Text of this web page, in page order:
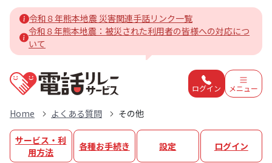
令和８年熊本地震 災害関連手話リンク一覧
令和８年熊本地震：被災された利用者の皆様への対応につ
いて
電話リレーサービスホーム ログイン メニュー
Home よくある質問 その他
サービス・利
用方法
各種お手続き 設定 ログイン